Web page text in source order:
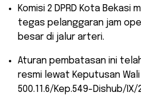
​Komisi 2 DPRD Kota Bekasi
tegas pelanggaran jam
besar di jalur arteri.
​Aturan pembatasan ini
resmi lewat Keputusan
500.11.6/Kep.549-Dishub/IX/